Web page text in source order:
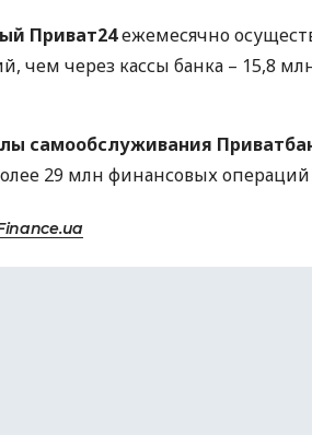
Приват24ежемесячно
чем через кассы банка – 15,8
самообслуживания
29 млн финансовых операций